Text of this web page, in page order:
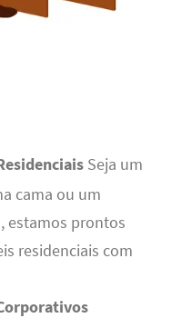
Seja um
cama ou um
estamos prontos
residenciais com